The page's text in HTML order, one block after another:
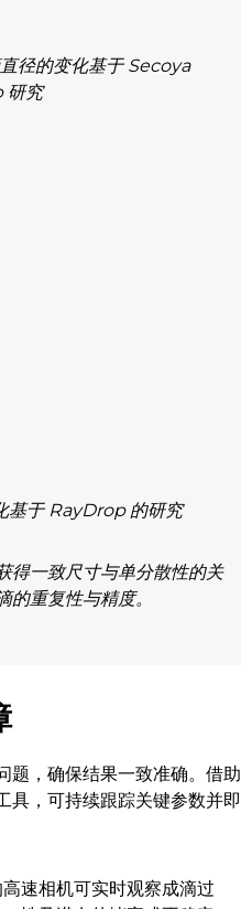
径的变化基于 Secoya
研究
基于 RayDrop 的研究
得一致尺寸与单分散性的关
的重复性与精度。
题，确保结果一致准确。借助
具，可持续跟踪关键参数并即
速相机可实时观察成滴过